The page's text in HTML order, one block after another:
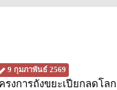
9 กุมภาพันธ์ 2569
รงการถังขยะเปียกลดโล